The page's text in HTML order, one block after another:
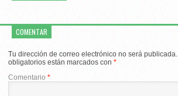
COMENTAR
Tu dirección de correo electrónico no será publicada.
obligatorios están marcados con *
Comentario *